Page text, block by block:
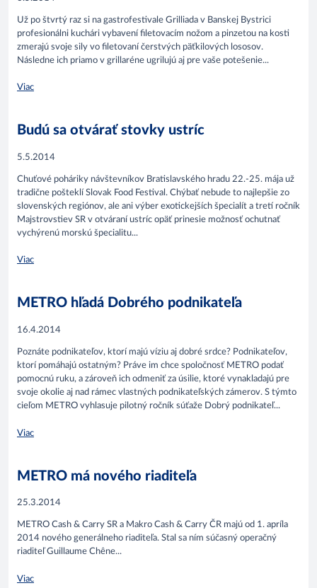
Už po štvrtý raz si na gastrofestivale Grilliada v Banskej Bystrici
profesionálni kuchári vybavení filetovacím nožom a pinzetou na kosti
zmerajú svoje sily vo filetovaní čerstvých päťkilových lososov.
Následne ich priamo v grillaréne ugrilujú aj pre vaše potešenie...
Viac
Budú sa otvárať stovky ustríc
5.5.2014
Chuťové poháriky návštevníkov Bratislavského hradu 22.-25. mája už
tradične pošteklí Slovak Food Festival. Chýbať nebude to najlepšie zo
slovenských regiónov, ale ani výber exotickejších špecialít a tretí ročník
Majstrovstiev SR v otváraní ustríc opäť prinesie možnosť ochutnať
vychýrenú morskú špecialitu...
Viac
METRO hľadá Dobrého podnikateľa
16.4.2014
Poznáte podnikateľov, ktorí majú víziu aj dobré srdce? Podnikateľov,
ktorí pomáhajú ostatným? Práve im chce spoločnosť METRO podať
pomocnú ruku, a zároveň ich odmeniť za úsilie, ktoré vynakladajú pre
svoje okolie aj nad rámec vlastných podnikateľských zámerov. S týmto
cieľom METRO vyhlasuje pilotný ročník súťaže Dobrý podnikateľ...
Viac
METRO má nového riaditeľa
25.3.2014
METRO Cash & Carry SR a Makro Cash & Carry ČR majú od 1. apríla
2014 nového generálneho riaditeľa. Stal sa ním súčasný operačný
riaditeľ Guillaume Chêne...
Viac